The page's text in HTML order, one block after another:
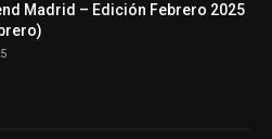
Madrid – Edición Febrero 2025